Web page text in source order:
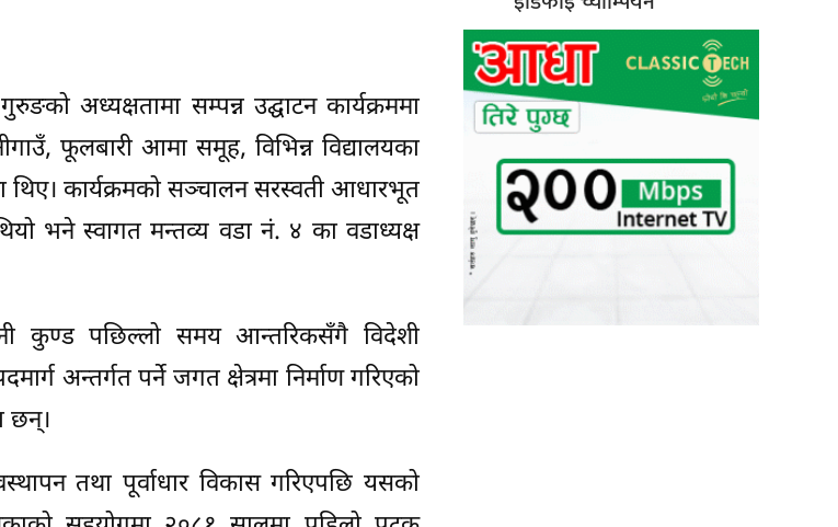
अध्यक्षतामा सम्पन्न उद्घाटन कार्यक्रममा
फूलबारी आमा समूह, विभिन्न विद्यालयका
थिए। कार्यक्रमको सञ्चालन सरस्वती आधारभूत
भने स्वागत मन्तव्य वडा नं. ४ का वडाध्यक्ष
कुण्ड पछिल्लो समय आन्तरिकसँगै विदेशी
अन्तर्गत पर्ने जगत क्षेत्रमा निर्माण गरिएको
छन्।
तथा पूर्वाधार विकास गरिएपछि यसको